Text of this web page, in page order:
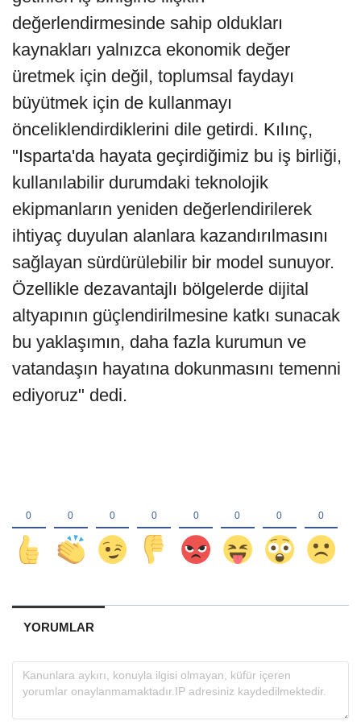
değerlendirmesinde sahip oldukları
kaynakları yalnızca ekonomik değer
üretmek için değil, toplumsal faydayı
büyütmek için de kullanmayı
önceliklendirdiklerini dile getirdi. Kılınç,
"Isparta'da hayata geçirdiğimiz bu iş birliği,
kullanılabilir durumdaki teknolojik
ekipmanların yeniden değerlendirilerek
ihtiyaç duyulan alanlara kazandırılmasını
sağlayan sürdürülebilir bir model sunuyor.
Özellikle dezavantajlı bölgelerde dijital
altyapının güçlendirilmesine katkı sunacak
bu yaklaşımın, daha fazla kurumun ve
vatandaşın hayatına dokunmasını temenni
ediyoruz" dedi.
YORUMLAR